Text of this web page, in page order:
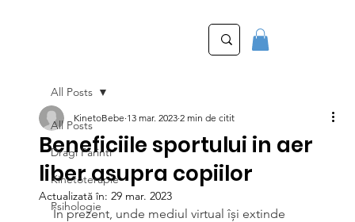
All Posts
Dragi Parinti
Kinetoterapie
Psihologie
All Posts
Beneficiile sportului in aer
liber asupra copiilor
KinetoBebe 13 mar. 2023 2 min de citit
Actualizată în: 29 mar. 2023
În prezent, unde mediul virtual își extinde